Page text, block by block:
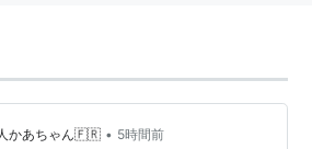
かあちゃん🇫🇷 • 5時間前